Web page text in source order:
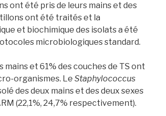
ont été pris de leurs mains et des
ont été traités et la
et biochimique des isolats a été
microbiologiques standard.
mains et 61% des couches de TS ont
organismes. Le Staphylococcus
des deux mains et des deux sexes
(22,1%, 24,7% respectivement).